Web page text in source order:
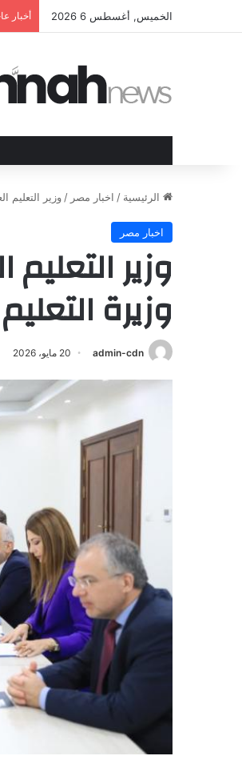
الخميس, أغسطس 6 2026 أخبار
الرئيسية / اخبار مصر / وزير التعليم
اخبار مصر
وزير
وزيرة
admin-cdn 20 مايو، 2026